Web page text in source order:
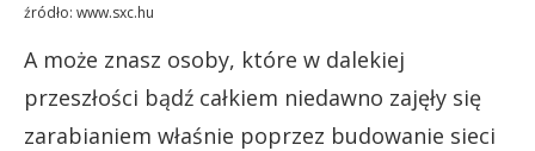
źródło: www.sxc.hu
A może znasz osoby, które w dalekiej
przeszłości bądź całkiem niedawno zajęły się
zarabianiem właśnie poprzez budowanie sieci